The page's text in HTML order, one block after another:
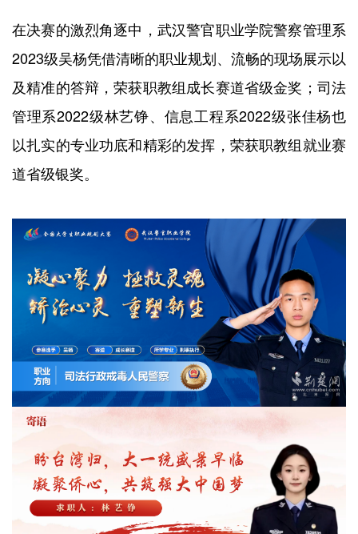
在决赛的激烈角逐中，武汉警官职业学院警察管理系
2023级吴杨凭借清晰的职业规划、流畅的现场展示以
及精准的答辩，荣获职教组成长赛道省级金奖；司法
管理系2022级林艺铮、信息工程系2022级张佳杨也
以扎实的专业功底和精彩的发挥，荣获职教组就业赛
道省级银奖。